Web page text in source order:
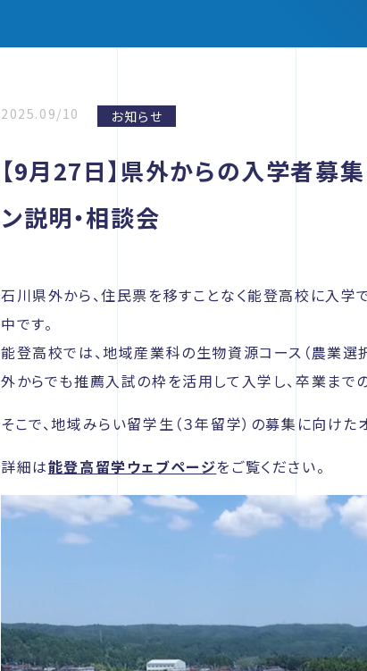
2025.09/10 お知らせ
【9月27日】県外からの入学者募
ン説明・相談会
石川県外から、住民票を移すことなく能登高校に入学
中です。
能登高校では、地域産業科の生物資源コース（農業
外からでも推薦入試の枠を活用して入学し、卒業まで
そこで、地域みらい留学生（３年留学）の募集に向けた
詳細は能登高留学ウェブページをご覧ください。